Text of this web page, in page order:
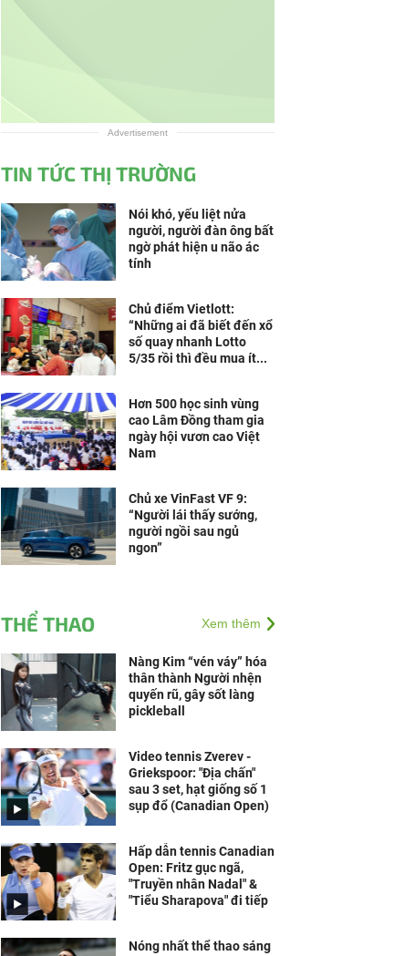
Advertisement
TIN TỨC THỊ TRƯỜNG
Nói khó, yếu liệt nửa
người, người đàn ông bất
ngờ phát hiện u não ác
tính
Chủ điểm Vietlott:
“Những ai đã biết đến xổ
số quay nhanh Lotto
5/35 rồi thì đều mua ít...
Hơn 500 học sinh vùng
cao Lâm Đồng tham gia
ngày hội vươn cao Việt
Nam
Chủ xe VinFast VF 9:
“Người lái thấy sướng,
người ngồi sau ngủ
ngon”
THỂ THAO Xem thêm
Nàng Kim “vén váy” hóa
thân thành Người nhện
quyến rũ, gây sốt làng
pickleball
Video tennis Zverev -
Griekspoor: "Địa chấn"
sau 3 set, hạt giống số 1
sụp đổ (Canadian Open)
Hấp dẫn tennis Canadian
Open: Fritz gục ngã,
"Truyền nhân Nadal" &
"Tiểu Sharapova" đi tiếp
Nóng nhất thể thao sáng